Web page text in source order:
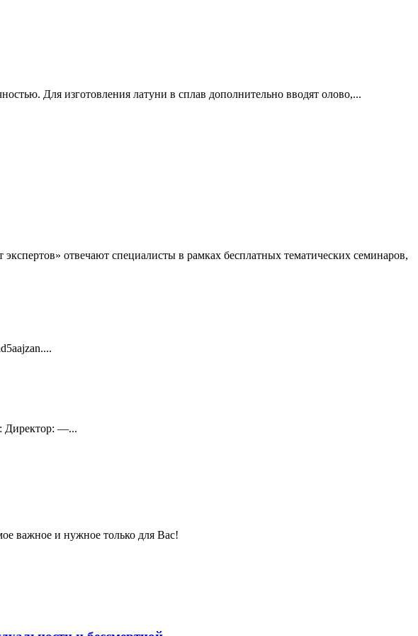
Для изготовления латуни в сплав дополнительно вводят олово,...
отвечают специалисты в рамках бесплатных тематических семинаров,
Директор: —...
важное и нужное только для Вас!